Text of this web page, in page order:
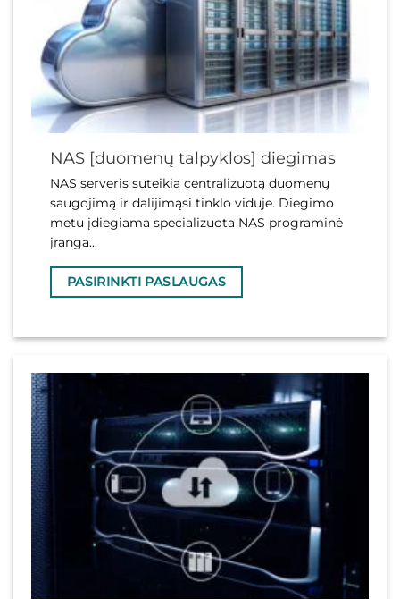
NAS [duomenų talpyklos] diegimas
NAS serveris suteikia centralizuotą duomenų
saugojimą ir dalijimąsi tinklo viduje. Diegimo
metu įdiegiama specializuota NAS programinė
įranga...
PASIRINKTI PASLAUGAS